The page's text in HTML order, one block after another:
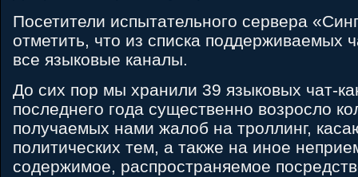
Посетители испытательного сервера
отметить, что из списка поддерживаемых
все языковые каналы.
До сих пор мы хранили 39 языковых чат-
последнего года существенно возросло
получаемых нами жалоб на троллинг,
политических тем, а также на иное
содержимое, распространяемое